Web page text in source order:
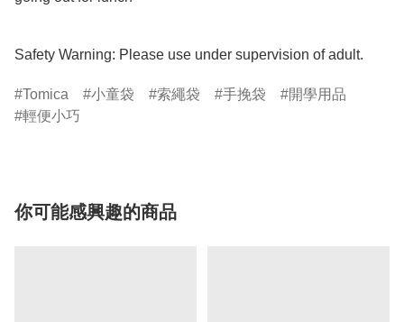
Safety Warning: Please use under supervision of adult.
Tomica 小童袋 索繩袋 手挽袋
開學用品
輕便小巧
你可能感興趣的商品